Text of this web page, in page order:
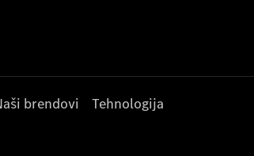
brendovi Tehnologija